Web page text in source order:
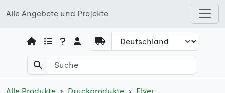
Alle Angebote und Projekte
Open shops menu